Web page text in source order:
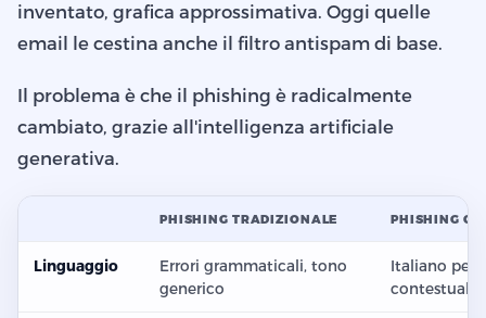
inventato, grafica approssimativa. Oggi quelle
email le cestina anche il filtro antispam di base.
Il problema è che il phishing è radicalmente
cambiato, grazie all'intelligenza artificiale
generativa.
PHISHING TRADIZIONALE PHISHING
Linguaggio
Errori grammaticali, tono
generico
Italiano